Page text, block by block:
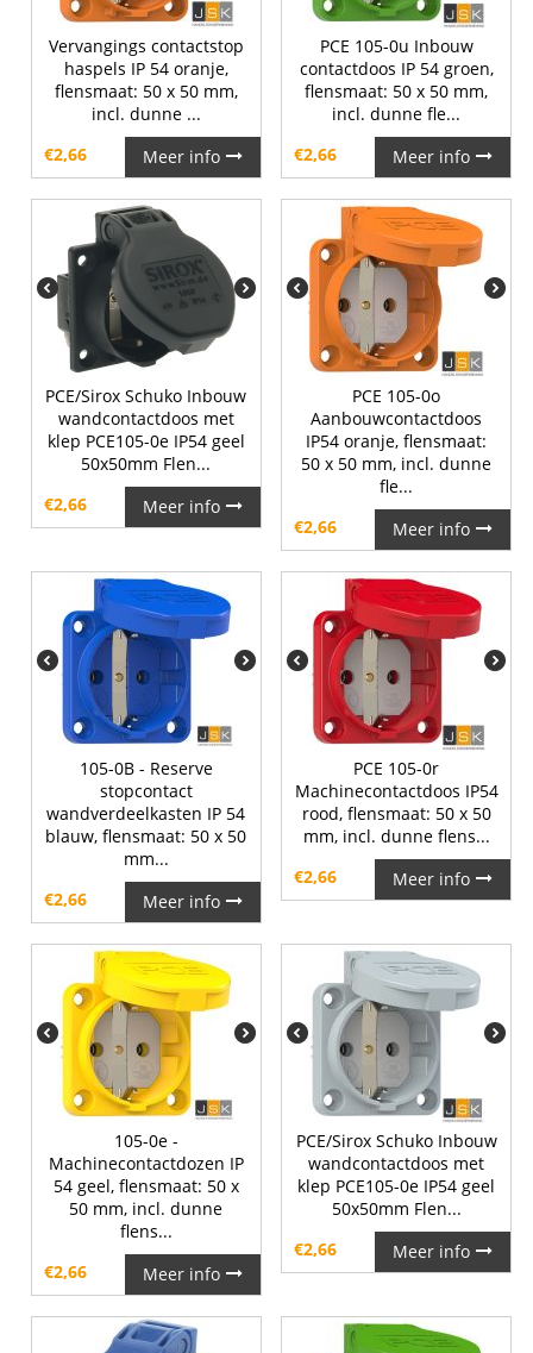
Vervangings contactstop
haspels IP 54 oranje,
flensmaat: 50 x 50 mm,
incl. dunne ...
€2,66 Meer info
PCE 105-0u Inbouw
contactdoos IP 54 groen,
flensmaat: 50 x 50 mm,
incl. dunne fle...
€2,66 Meer info
PCE/Sirox Schuko Inbouw
wandcontactdoos met
klep PCE105-0e IP54 geel
50x50mm Flen...
€2,66 Meer info
PCE 105-0o
Aanbouwcontactdoos
IP54 oranje, flensmaat:
50 x 50 mm, incl. dunne
fle...
€2,66 Meer info
105-0B - Reserve
stopcontact
wandverdeelkasten IP 54
blauw, flensmaat: 50 x 50
mm...
€2,66 Meer info
PCE 105-0r
Machinecontactdoos IP54
rood, flensmaat: 50 x 50
mm, incl. dunne flens...
€2,66 Meer info
105-0e -
Machinecontactdozen IP
54 geel, flensmaat: 50 x
50 mm, incl. dunne
flens...
€2,66 Meer info
PCE/Sirox Schuko Inbouw
wandcontactdoos met
klep PCE105-0e IP54 geel
50x50mm Flen...
€2,66 Meer info